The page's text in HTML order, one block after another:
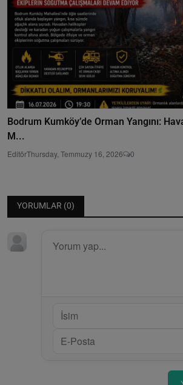
Bodrum Kumköy’de Orman Yangını:
M...
EditörThursday, Temmuzy 16, 2026 0
YORUMLAR (0)